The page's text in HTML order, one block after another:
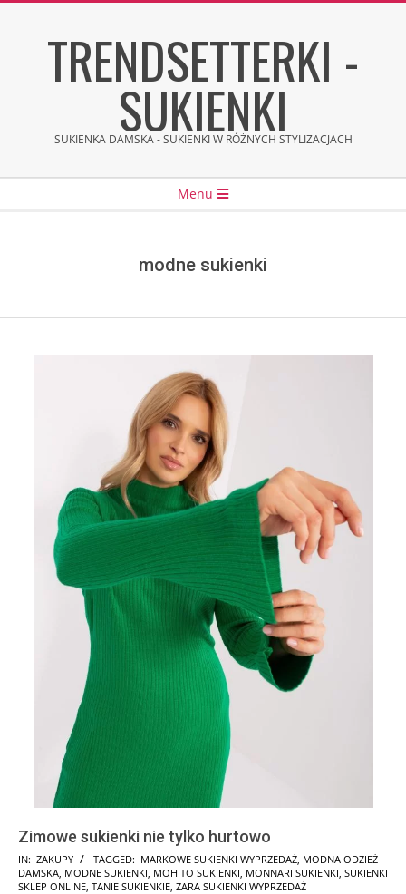
TRENDSETTERKI -
SUKIENKI
SUKIENKA DAMSKA - SUKIENKI W RÓŻNYCH STYLIZACJACH
Menu
modne sukienki
Zimowe sukienki nie tylko hurtowo
2025-
10-
IN: ZAKUPY TAGGED: MARKOWE SUKIENKI WYPRZEDAŻ, MODNA ODZIEŻ
DAMSKA, MODNE SUKIENKI, MOHITO SUKIENKI, MONNARI SUKIENKI, SUKIENKI
SKLEP ONLINE, TANIE SUKIENKIE, ZARA SUKIENKI WYPRZEDAŻ